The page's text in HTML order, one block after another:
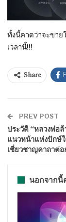
ทั้งนี้คาดว่าจะขาย
เวลานี้!!!
Share
PREV POST
ประวัติ “หลวงพ่อล้
แนวหน้าแห่งปักษ์
เชี่ยวชาญคาถาต่อ
นอกจากนี้